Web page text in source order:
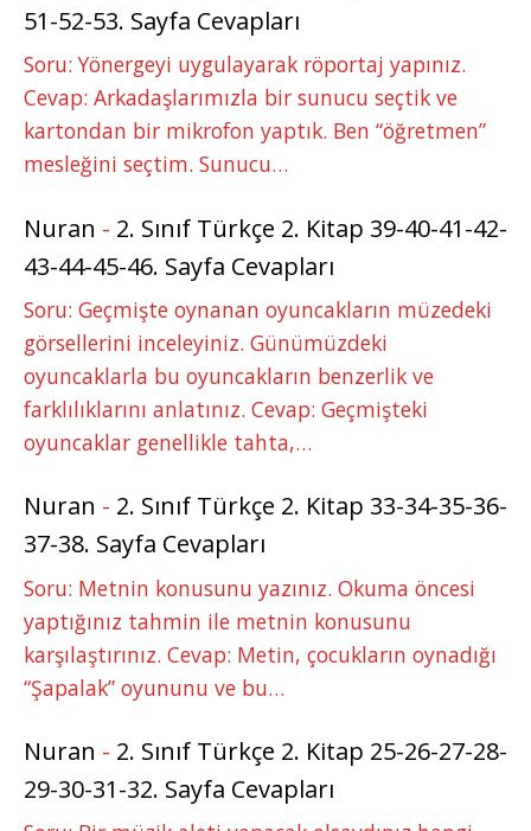
51-52-53. Sayfa Cevapları
Soru: Yönergeyi uygulayarak röportaj yapınız.
Cevap: Arkadaşlarımızla bir sunucu seçtik ve
kartondan bir mikrofon yaptık. Ben “öğretmen”
mesleğini seçtim. Sunucu…
Nuran - 2. Sınıf Türkçe 2. Kitap 39-40-41-42-
43-44-45-46. Sayfa Cevapları
Soru: Geçmişte oynanan oyuncakların müzedeki
görsellerini inceleyiniz. Günümüzdeki
oyuncaklarla bu oyuncakların benzerlik ve
farklılıklarını anlatınız. Cevap: Geçmişteki
oyuncaklar genellikle tahta,…
Nuran - 2. Sınıf Türkçe 2. Kitap 33-34-35-36-
37-38. Sayfa Cevapları
Soru: Metnin konusunu yazınız. Okuma öncesi
yaptığınız tahmin ile metnin konusunu
karşılaştırınız. Cevap: Metin, çocukların oynadığı
“Şapalak” oyununu ve bu…
Nuran - 2. Sınıf Türkçe 2. Kitap 25-26-27-28-
29-30-31-32. Sayfa Cevapları